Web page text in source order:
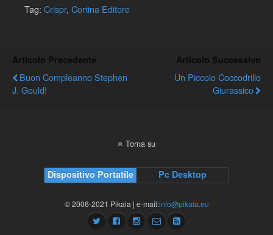
Tag: Crispr, Cortina Editore
Articolo Precedente
Buon Compleanno Stephen
J. Gould!
Articolo Successivo
Un Piccolo Coccodrillo
Giurassico
Torna su
Dispositivo Portatile Pc Desktop
© 2006-2021 Pikaia | e-mail:info@pikaia.eu